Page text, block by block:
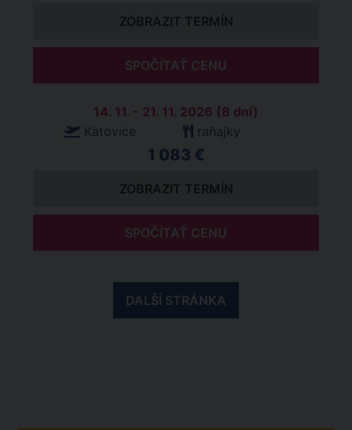
ZOBRAZIT TERMÍN
SPOČÍTAŤ CENU
14. 11. - 21. 11. 2026 (8 dní)
Katovice
raňajky
1 083 €
ZOBRAZIT TERMÍN
SPOČÍTAŤ CENU
DALŠÍ STRÁNKA